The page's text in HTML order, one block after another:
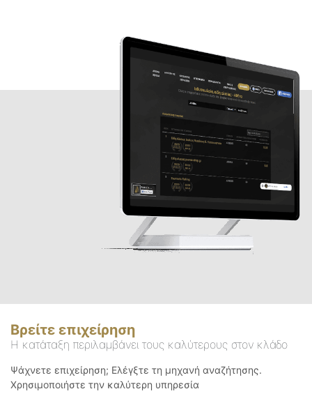
Βρείτε επιχείρηση
Η κατάταξη περιλαμβάνει τους καλύτερους στον κλάδο
Ψάχνετε επιχείρηση; Ελέγξτε τη μηχανή αναζήτησης.
Χρησιμοποιήστε την καλύτερη υπηρεσία